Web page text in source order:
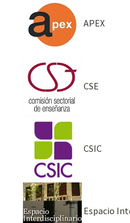
APEX
CSE
CSIC
Espacio